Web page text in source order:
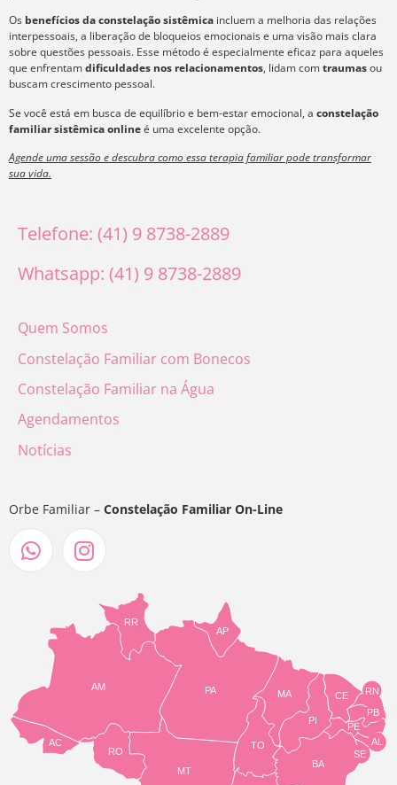
Os benefícios da constelação sistêmica incluem a melhoria das relações
interpessoais, a liberação de bloqueios emocionais e uma visão mais clara
sobre questões pessoais. Esse método é especialmente eficaz para aqueles
que enfrentamdificuldades nos relacionamentos, lidam comtraumasou
buscam crescimento pessoal.
Se você está em busca de equilíbrio e bem-estar emocional, a constelação
familiar sistêmica onlineé uma excelente opção.
Agende uma sessão e descubra como essa terapia familiar pode transformar
sua vida.
Telefone: (41) 9 8738-2889
Whatsapp: (41) 9 8738-2889
Quem Somos
Constelação Familiar com Bonecos
Constelação Familiar na Água
Agendamentos
Notícias
Orbe Familiar – Constelação Familiar On-Line
TO
BA
SE
PE
AL
RN
CE
PI
MA
AP
PA
RR
AM
AC
RO
MT
PB